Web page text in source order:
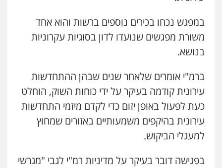
במפגש נכחו בכירים נוספים ברשות והוא אחד
משורת מפגשים שנועדו לדון בסוגיות עקרוניות
בנושא.
ברמ"י אומרים שלאחר שנים שבהן ההתחדשות
עירונית קודמה בעיקר על ידי כוחות השוק, הוחלט
כעת לפעול באופן יזום כדי לקדם מיזמי התחדשות
עירונית בהיקפים משמעותיים באזורים שמחוץ
למעגלי הביקוש.
בפגישה דובר בעיקר על מדיניות רמ"י לגבי "מגרשי